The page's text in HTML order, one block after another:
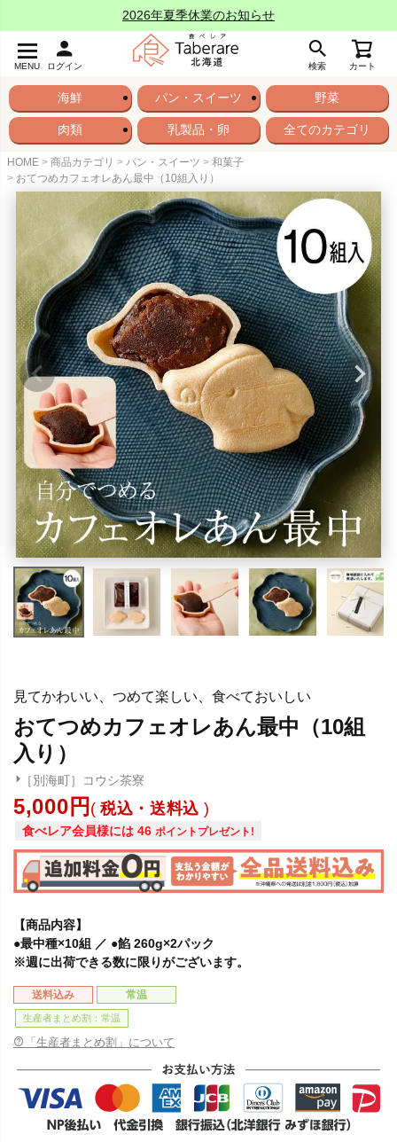
2026年夏季休業のお知らせ
MENU ログイン 検索 カート
海鮮 パン・スイーツ 野菜
肉類 乳製品・卵 全てのカテゴリ
HOME 商品カテゴリ パン・スイーツ
和菓子
おてつめカフェオレあん最中（10組入り）
見てかわいい、つめて楽しい、食べておいしい
おてつめカフェオレあん最中（10組
入り）
［別海町］コウシ茶寮
5,000 税込・送料込
食べレア会員様には 46 ポイントプレゼント!
【商品内容】
●最中種×10組 ／ ●餡 260g×2パック
※週に出荷できる数に限りがございます。
送料込み 常温
生産者まとめ割：常温
「生産者まとめ割」について